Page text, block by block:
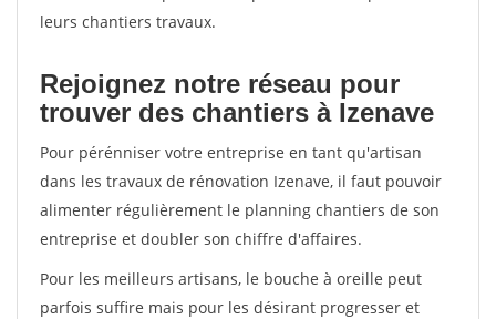
leurs chantiers travaux.
Rejoignez notre réseau pour
trouver des chantiers à Izenave
Pour pérénniser votre entreprise en tant qu'artisan
dans les travaux de rénovation Izenave, il faut pouvoir
alimenter régulièrement le planning chantiers de son
entreprise et doubler son chiffre d'affaires.
Pour les meilleurs artisans, le bouche à oreille peut
parfois suffire mais pour les désirant progresser et